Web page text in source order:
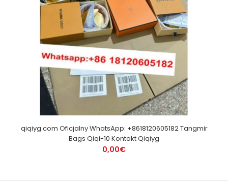
qiqiyg.com Oficjalny WhatsApp: +8618120605182 Tangmir
Bags Qiqi-10 Kontakt Qiqiyg
0,00€